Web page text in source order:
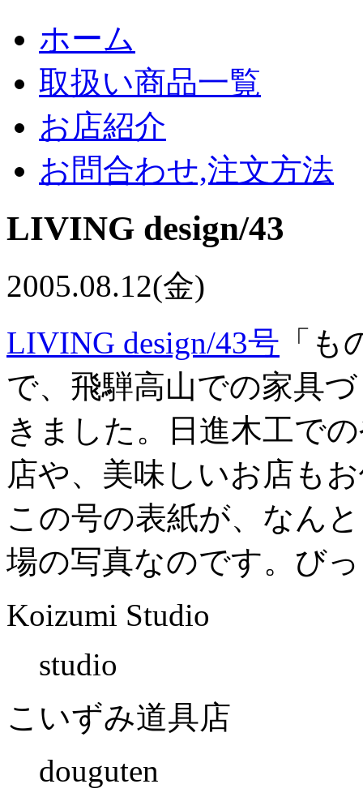
ホーム
取扱い商品一覧
お店紹介
お問合わせ,注文方法
LIVING design/43
2005.08.12(金)
LIVING design/43号 「
で、飛騨高山での家具
きました。日進木工で
店や、美味しいお店も
この号の表紙が、なん
場の写真なのです。び
Koizumi Studio
studio
こいずみ道具店
douguten